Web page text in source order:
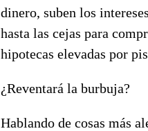
dinero, suben los
hasta las cejas para
hipotecas elevadas por
¿Reventará la burbuja?
Hablando de cosas más